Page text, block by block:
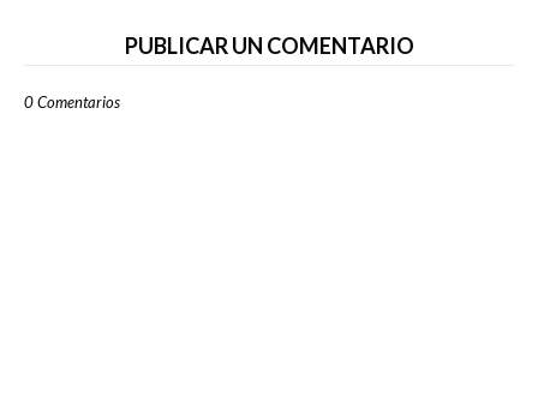
PUBLICAR UN COMENTARIO
0 Comentarios